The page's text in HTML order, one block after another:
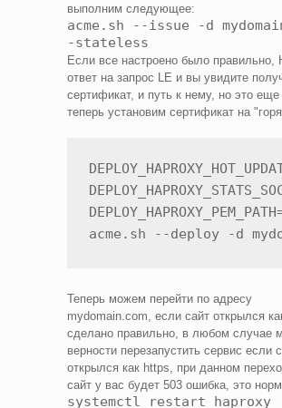
выполним следующее:
acme.sh --issue -d
-stateless
Если все настроено было правильно,
ответ на запрос LE и вы увидите
сертификат, и путь к нему, но это еще
теперь установим сертификат на
acme.sh --deploy -d
Теперь можем перейти по адресу
mydomain.com, если сайт открылся
сделано правильно, в любом случае
верности перезапустить сервис если
открылся как https, при данном
сайт у вас будет 503 ошибка, это
systemctl restart haproxy